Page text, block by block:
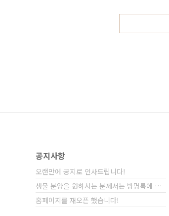
싼타페 라고요!
공지사항
오랜만에 공지로 인사드립니다!
생물 분양을 원하시는 분께서는 방명록에 비밀글⋯
홈페이지를 재오픈 했습니다!